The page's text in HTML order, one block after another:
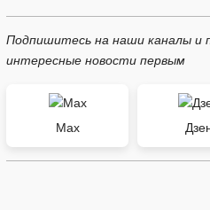
Подпишитесь на наши каналы и
интересные новости первым
Max